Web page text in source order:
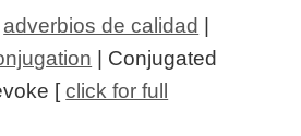
adverbios de calidad
| Conjugated
[click for full